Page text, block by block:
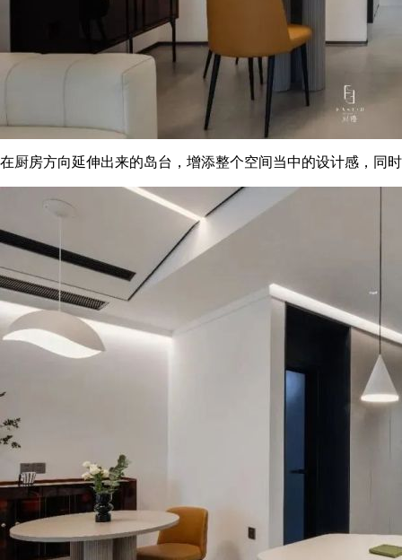
在厨房方向延伸出来的岛台，增添整个空间当中的设计感，同